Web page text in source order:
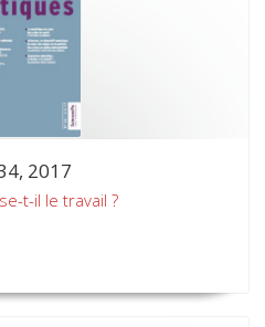
2017
t-il le travail ?